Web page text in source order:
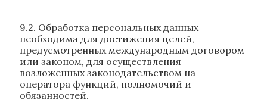
9.2. Обработка персональных данных
необходима для достижения целей,
предусмотренных международным договором
или законом, для осуществления
возложенных законодательством на
оператора функций, полномочий и
обязанностей.